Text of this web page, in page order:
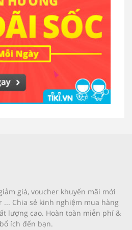
giá, voucher khuyến mãi mới
... Chia sẻ kinh nghiệm mua hàng
lượng cao. Hoàn toàn miễn phí &
ích đến bạn.